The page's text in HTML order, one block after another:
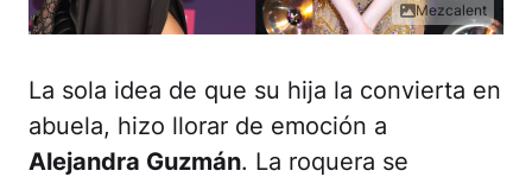
Mezcalent
La sola idea de que su hija la convierta en
abuela, hizo llorar de emoción a
Alejandra Guzmán. La roquera se